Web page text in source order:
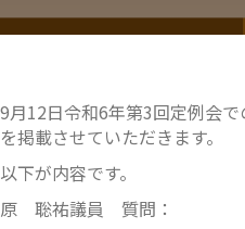
9月12日令和6年第3回定例会
を掲載させていただきます。
以下が内容です。
原 聡祐議員 質問：